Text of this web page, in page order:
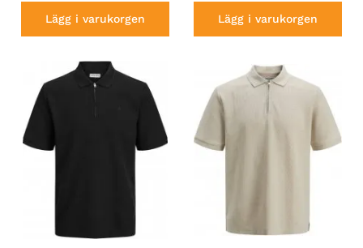
Lägg i varukorgen Lägg i varukorgen